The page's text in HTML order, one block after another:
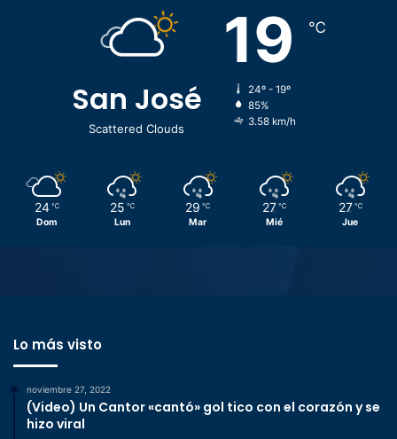
San José
Scattered Clouds
19 ℃
24º - 19º
85%
3.58 km/h
24 ℃
Dom
25 ℃
Lun
29 ℃
Mar
27 ℃
Mié
27 ℃
Jue
Lo más visto
noviembre 27, 2022
(Video) Un Cantor «cantó» gol tico con el corazón y se
hizo viral